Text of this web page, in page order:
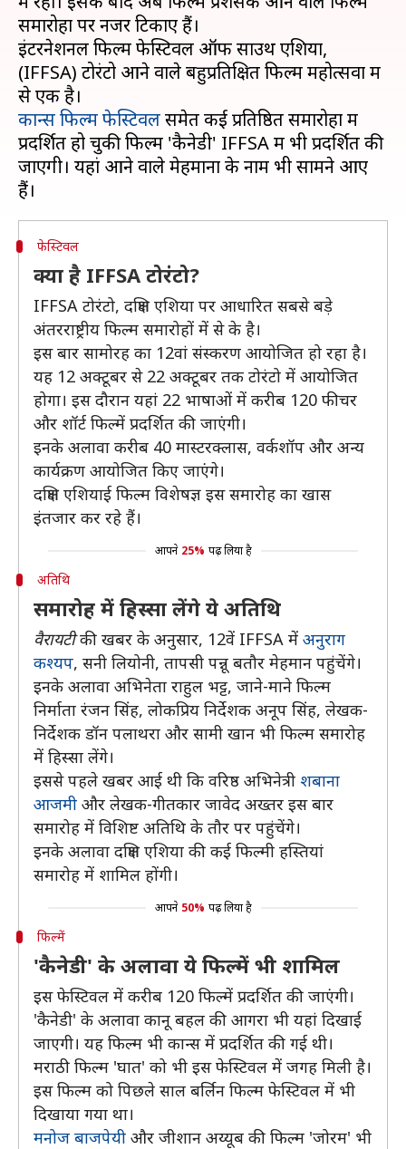
समारोहों पर नजर टिकाए हैं।
इंटरनेशनल फिल्म फेस्टिवल ऑफ साउथ एशिया,
(IFFSA) टोरंटो आने वाले बहुप्रतिक्षित फिल्म महोत्सवों में
कान्स फिल्म फेस्टिवलसमेत कई प्रतिष्ठित समारोहों में
प्रदर्शित हो चुकी फिल्म 'कैनेडी' IFFSA में भी प्रदर्शित की
जाएगी। यहां आने वाले मेहमानों के नाम भी सामने आए
फेस्टिवल
क्या है IFFSA टोरंटो?
IFFSA टोरंटो, दक्षिण एशिया पर आधारित सबसे बड़े
अंतरराष्ट्रीय फिल्म समारोहों में से के है।
इस बार सामोरह का 12वां संस्करण आयोजित हो रहा है।
यह 12 अक्टूबर से 22 अक्टूबर तक टोरंटो में आयोजित
होगा। इस दौरान यहां 22 भाषाओं में करीब 120 फीचर
और शॉर्ट फिल्में प्रदर्शित की जाएंगी।
इनके अलावा करीब 40 मास्टरक्लास, वर्कशॉप और अन्य
कार्यक्रण आयोजित किए जाएंगे।
दक्षिण एशियाई फिल्म विशेषज्ञ इस समारोह का खास
इंतजार कर रहे हैं।
आपने 25% पढ़ लिया है
अतिथि
समारोह में हिस्सा लेंगे ये अतिथि
वैरायटीकी खबर के अनुसार, 12वें IFFSA में अनुराग
कश्यप, सनी लियोनी, तापसी पन्नू बतौर मेहमान पहुंचेंगे।
इनके अलावा अभिनेता राहुल भट्ट, जाने-माने फिल्म
निर्माता रंजन सिंह, लोकप्रिय निर्देशक अनूप सिंह, लेखक-
निर्देशक डॉन पलाथरा और सामी खान भी फिल्म समारोह
में हिस्सा लेंगे।
इससे पहले खबर आई थी कि वरिष्ठ अभिनेत्री शबाना
आजमी और लेखक-गीतकार जावेद अख्तर इस बार
समारोह में विशिष्ट अतिथि के तौर पर पहुंचेंगे।
इनके अलावा दक्षिण एशिया की कई फिल्मी हस्तियां
समारोह में शामिल होंगी।
आपने 50% पढ़ लिया है
फिल्में
'कैनेडी' के अलावा ये फिल्में भी शामिल
इस फेस्टिवल में करीब 120 फिल्में प्रदर्शित की जाएंगी।
'कैनेडी' के अलावा कानू बहल की आगरा भी यहां दिखाई
जाएगी। यह फिल्म भी कान्स में प्रदर्शित की गई थी।
मराठी फिल्म 'घात' को भी इस फेस्टिवल में जगह मिली है।
इस फिल्म को पिछले साल बर्लिन फिल्म फेस्टिवल में भी
दिखाया गया था।
मनोज बाजपेयी और जीशान अय्यूब की फिल्म 'जोरम' भी